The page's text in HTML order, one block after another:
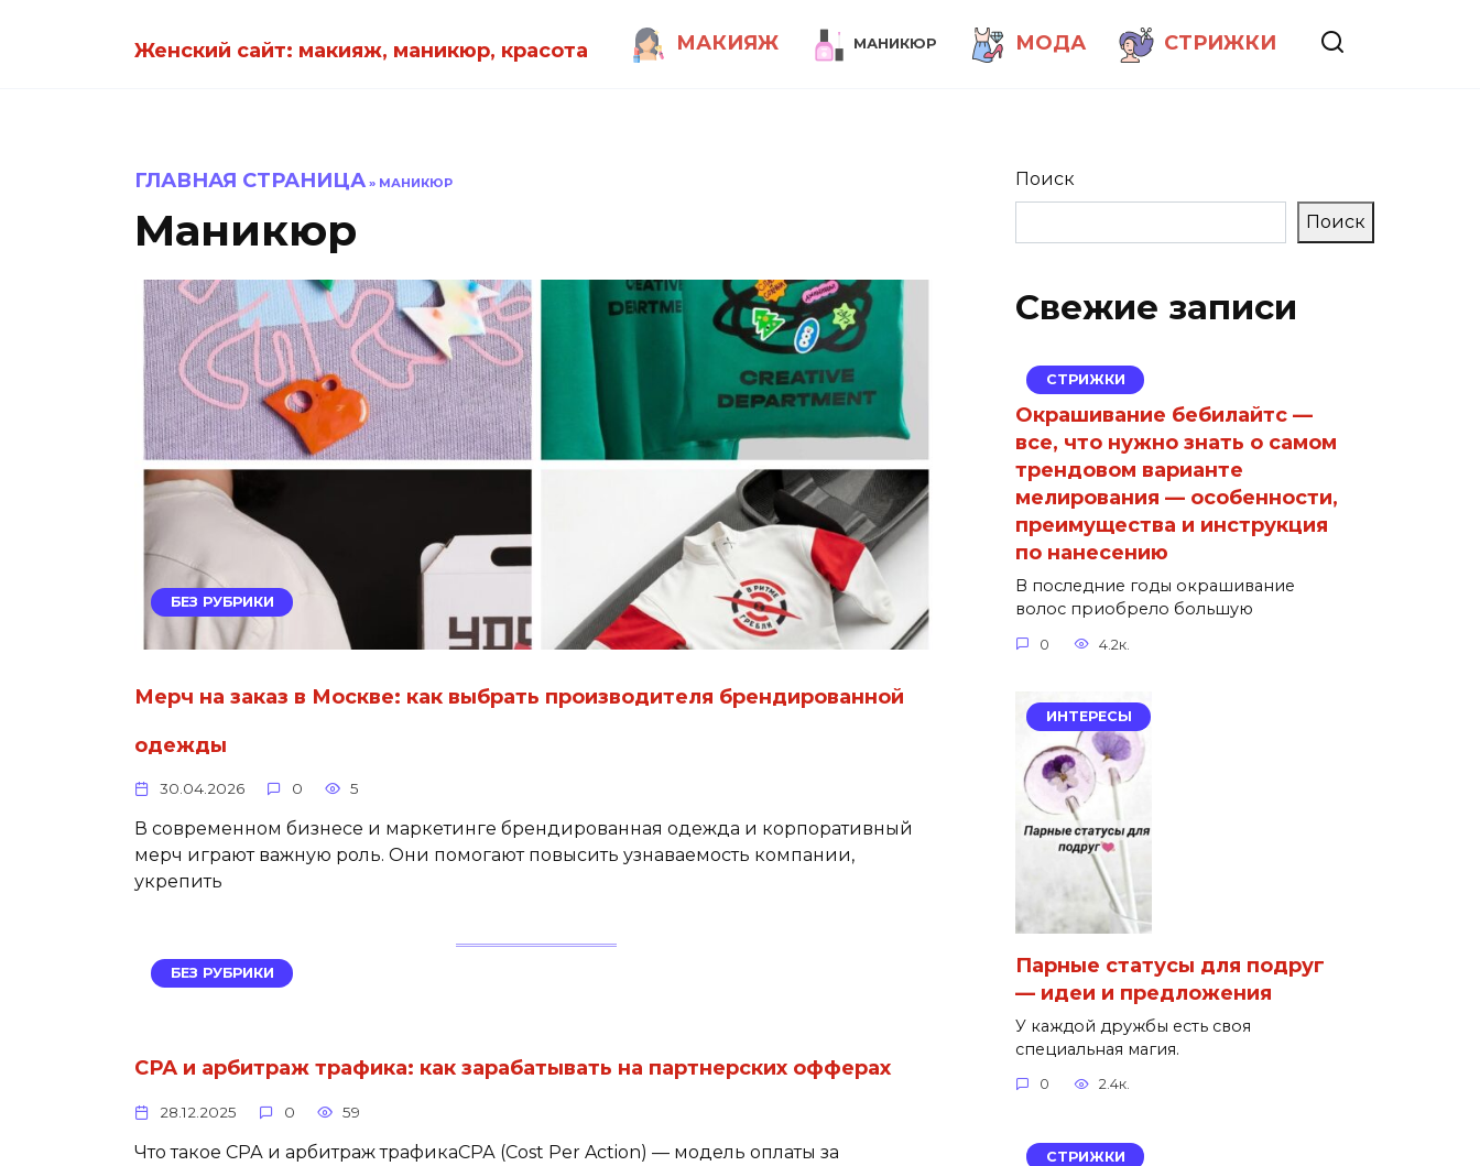
Женский сайт: макияж, маникюр, красота МАКИЯЖ МАНИКЮР МОДА СТРИЖКИ
ГЛАВНАЯ СТРАНИЦА » МАНИКЮР
Маникюр
БЕЗ РУБРИКИ
Мерч на заказ в Москве: как выбрать производителя брендированной
одежды
30.04.2026 0 5
В современном бизнесе и маркетинге брендированная одежда и корпоративный
мерч играют важную роль. Они помогают повысить узнаваемость компании,
укрепить
БЕЗ РУБРИКИ
СРА и арбитраж трафика: как зарабатывать на партнерских офферах
28.12.2025 0 59
Что такое СРА и арбитраж трафикаСРА (Cost Per Action) — модель оплаты за
Поиск
Поиск
Свежие записи
СТРИЖКИ
Окрашивание бебилайтс —
все, что нужно знать о самом
трендовом варианте
мелирования — особенности,
преимущества и инструкция
по нанесению
В последние годы окрашивание
волос приобрело большую
0 4.2к.
ИНТЕРЕСЫ
Парные статусы для подруг
— идеи и предложения
У каждой дружбы есть своя
специальная магия.
0 2.4к.
СТРИЖКИ